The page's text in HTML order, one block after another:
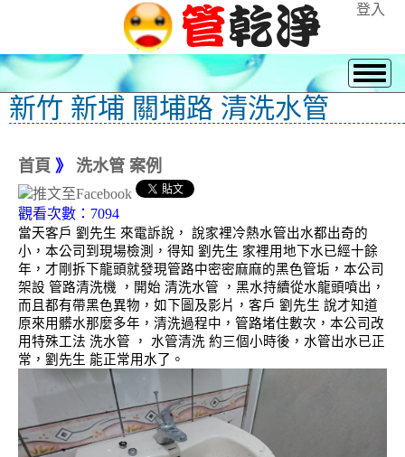
登入
新竹 新埔 關埔路 清洗水管
首頁 》 洗水管 案例
觀看次數：7094
當天客戶 劉先生 來電訴說， 說家裡冷熱水管出水都出奇的
小，本公司到現場檢測，得知 劉先生 家裡用地下水已經十餘
年，才剛拆下龍頭就發現管路中密密麻麻的黑色管垢，本公司
架設 管路清洗機 ，開始 清洗水管 ，黑水持續從水龍頭噴出，
而且都有帶黑色異物，如下圖及影片，客戶 劉先生 說才知道
原來用髒水那麼多年，清洗過程中，管路堵住數次，本公司改
用特殊工法 洗水管 ， 水管清洗 約三個小時後，水管出水已正
常，劉先生 能正常用水了。